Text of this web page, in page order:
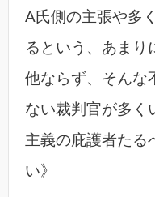
A氏側の主張や多
るという、あまり
他ならず、そんな
ない裁判官が多く
主義の庇護者たる
い》